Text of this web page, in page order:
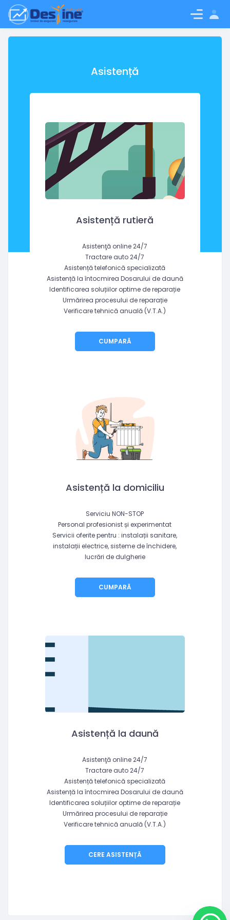
Log in
Asistență
Asistență rutieră
Asistenţă online 24/7
Tractare auto 24/7
Asistență telefonică specializată
Asistență la întocmirea Dosarului de daună
Identificarea soluțiilor optime de reparație
Urmărirea procesului de reparație
Verificare tehnică anuală (V.T.A.)
CUMPARĂ
Asistență la domiciliu
Serviciu NON-STOP
Personal profesionist și experimentat
Servicii oferite pentru : instalații sanitare,
instalații electrice, sisteme de închidere,
lucrări de dulgherie
CUMPARĂ
Asistență la daună
Asistenţă online 24/7
Tractare auto 24/7
Asistență telefonică specializată
Asistență la întocmirea Dosarului de daună
Identificarea soluțiilor optime de reparație
Urmărirea procesului de reparație
Verificare tehnică anuală (V.T.A.)
CERE ASISTENȚĂ